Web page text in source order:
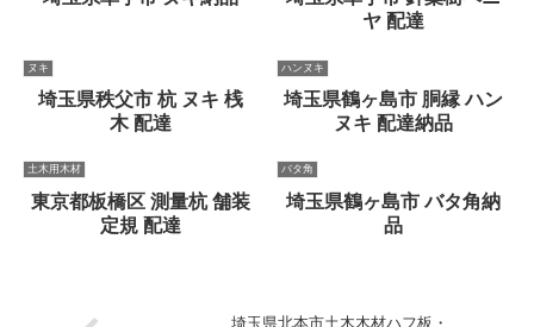
ヤ 配達
ヌキ
埼玉県秩父市 杭 ヌキ 桟
木 配達
ハンヌキ
埼玉県鶴ヶ島市 胴縁 ハン
ヌキ 配達納品
土木用木材
東京都板橋区 測量杭 舗装
定規 配達
バタ角
埼玉県鶴ヶ島市 バタ角納
品
埼玉県北本市土木木材ハフ板・